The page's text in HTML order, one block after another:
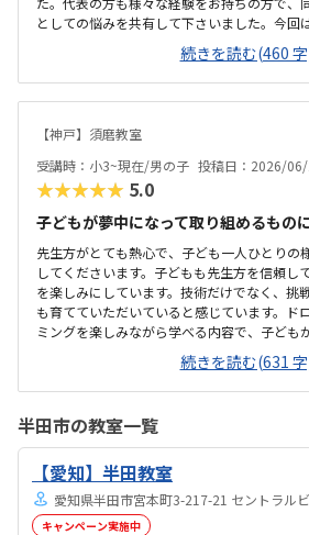
としての悩みを共有して下さいました。今回
ドローンとパソコンだけでした。授業という
た。阪急六甲駅からすぐです。駅の周りの道
目立つのですぐに分かります。複数のお教室
いる様です。絵画教室にも使われている様で
なので個別に聞かなければなりません。将
あろうプログラミングやAIの分野は、専門家
では教えてあげられないので必要だと感じまし
続きを読む(460
​【神戸】須磨教室
受講時：小3~現在/男の子 投稿日：2026/
★★★★★ 5.0
子どもが夢中になって取り組めるもの
先生方がとても熱心で、子ども一人ひとりの
してくださいます。子どもも先生方を信頼し
を楽しみにしています。技術だけでなく、挑
も育てていただいていると感じています。ド
ミングを楽しみながら学べる内容で、子ども
り組めています。大会など目標を持って挑戦
力です。我が家からは決して近くはありませ
毎回楽しみに通っています。立地の良さだけ
どもたちの距離が近く、楽しみながら学べる
ようにプログラムできないことがあっても、
む姿が見られます。初めてでも安心して通え
います。決して安くはありませんが、子ども一
続きを読む(631
半田市の教室一覧
【愛知】半田教室
愛知県半田市宮本町3-217-21 セントラル
キャンペーン実施中